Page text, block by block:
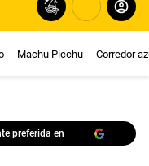
Machu Picchu Corredor
preferida en